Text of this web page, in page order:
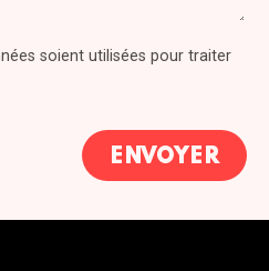
soient utilisées pour traiter